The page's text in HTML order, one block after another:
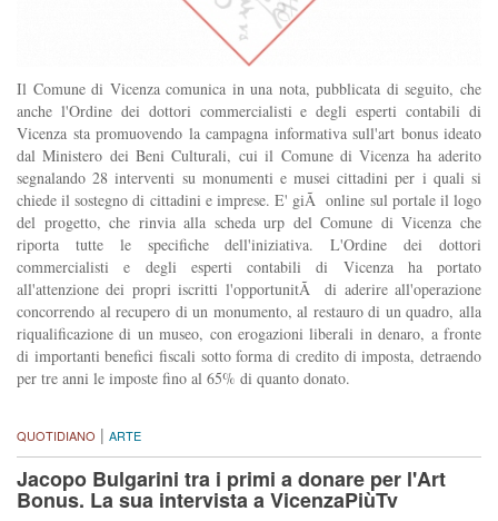
Il Comune di Vicenza comunica in una nota, pubblicata di seguito, che
anche l'Ordine dei dottori commercialisti e degli esperti contabili di
Vicenza sta promuovendo la campagna informativa sull'art bonus ideato
dal Ministero dei Beni Culturali, cui il Comune di Vicenza ha aderito
segnalando 28 interventi su monumenti e musei cittadini per i quali si
chiede il sostegno di cittadini e imprese. E' giÃ online sul portale il logo
del progetto, che rinvia alla scheda urp del Comune di Vicenza che
riporta tutte le specifiche dell'iniziativa. L'Ordine dei dottori
commercialisti e degli esperti contabili di Vicenza ha portato
all'attenzione dei propri iscritti l'opportunitÃ di aderire all'operazione
concorrendo al recupero di un monumento, al restauro di un quadro, alla
riqualificazione di un museo, con erogazioni liberali in denaro, a fronte
di importanti benefici fiscali sotto forma di credito di imposta, detraendo
per tre anni le imposte fino al 65% di quanto donato.
QUOTIDIANO | ARTE
Jacopo Bulgarini tra i primi a donare per l'Art
Bonus. La sua intervista a VicenzaPiùTv